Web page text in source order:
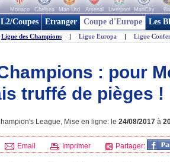
Monaco Chelsea Man Utd Arsenal Liverpool ManCity
L2/Coupes Etranger Coupe d'Europe Les
Ligue des Champions | Ligue Europa | Ligue
: pour
truffé de pièges !
League, Mise en ligne: le 24/08/2017 à
Email Imprimer Partager: